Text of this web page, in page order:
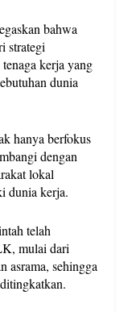
bahwa
strategi
kerja yang
dunia
hanya berfokus
dengan
lokal
dunia kerja.
telah
mulai dari
asrama, sehingga